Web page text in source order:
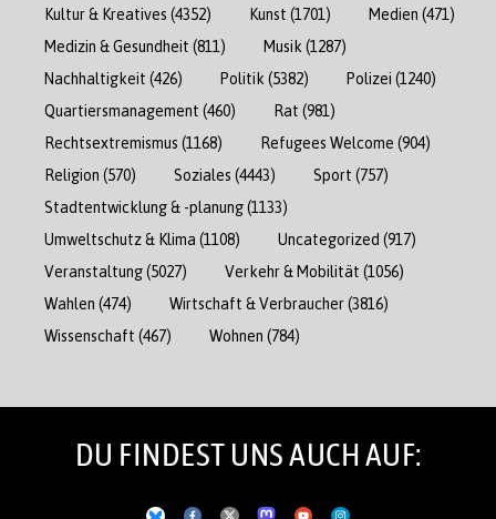
Kultur & Kreatives (4352) Kunst (1701) Medien (471)
Medizin & Gesundheit (811) Musik (1287)
Nachhaltigkeit (426) Politik (5382) Polizei (1240)
Quartiersmanagement (460) Rat (981)
Rechtsextremismus (1168) Refugees Welcome (904)
Religion (570) Soziales (4443) Sport (757)
Stadtentwicklung & -planung(1133)
Umweltschutz & Klima (1108) Uncategorized (917)
Veranstaltung(5027) Verkehr & Mobilität (1056)
Wahlen (474) Wirtschaft & Verbraucher(3816)
Wissenschaft (467) Wohnen (784)
DU FINDEST UNS AUCH AUF: